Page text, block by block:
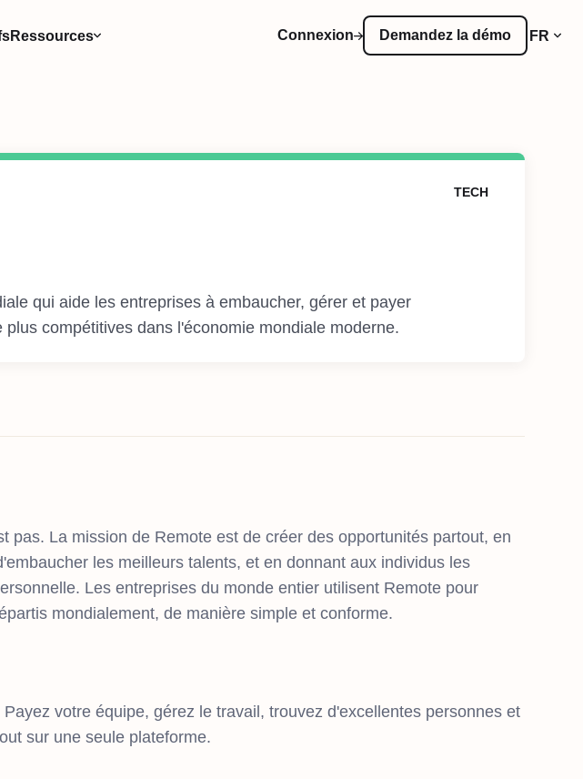
Ressources Connexion Demandez la démo FR
TECH
qui aide les entreprises à embaucher, gérer et payer
compétitives dans l'économie mondiale moderne.
La mission de Remote est de créer des opportunités partout, en
les meilleurs talents, et en donnant aux individus les
Les entreprises du monde entier utilisent Remote pour
mondialement, de manière simple et conforme.
votre équipe, gérez le travail, trouvez d'excellentes personnes et
sur une seule plateforme.